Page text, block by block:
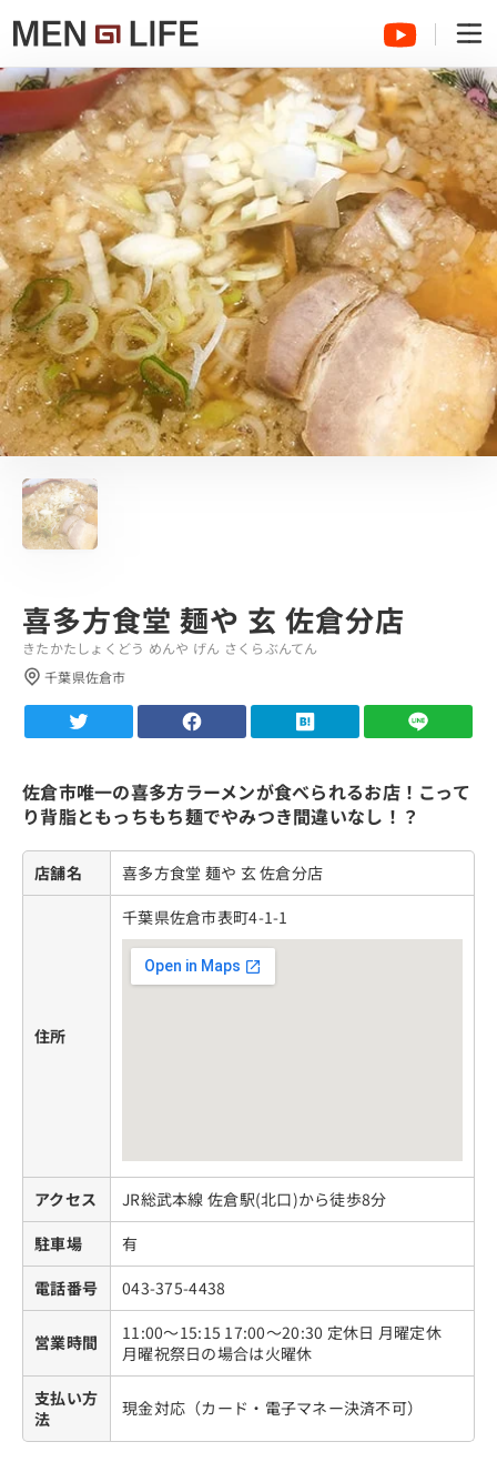
喜多方食堂 麺や 玄 佐倉分店
きたかたしょくどう めんや げん さくらぶんてん
千葉県佐倉市
佐倉市唯一の喜多方ラーメンが食べられるお店！こって
り背脂ともっちもち麺でやみつき間違いなし！？
店舗名 喜多方食堂 麺や 玄 佐倉分店
住所
千葉県佐倉市表町4-1-1
アクセス
JR総武本線 佐倉駅(北口)から徒歩8分
駐車場
有
電話番号
043-375-4438
営業時間
11:00～15:15 17:00～20:30 定休日 月曜定休
月曜祝祭日の場合は火曜休
支払い方
法
現金対応（カード・電子マネー決済不可）